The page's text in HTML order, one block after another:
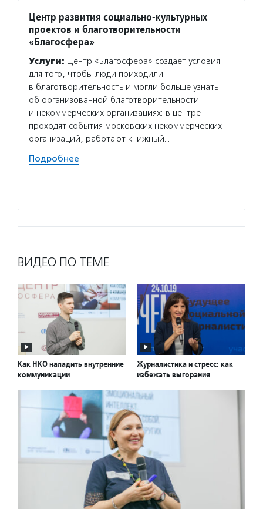
Центр развития социально-культурных
проектов и благотворительности
«Благосфера»
Услуги: Центр «Благосфера» создает условия
для того, чтобы люди приходили
в благотворительность и могли больше узнать
об организованной благотворительности
и некоммерческих организациях: в центре
проходят события московских некоммерческих
организаций, работают книжный…
Подробнее
ВИДЕО ПО ТЕМЕ
Как НКО наладить внутренние
коммуникации
Журналистика и стресс: как
избежать выгорания